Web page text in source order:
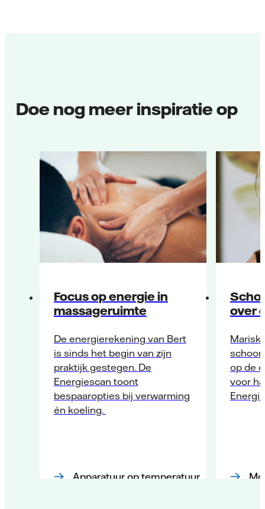
Doe nog meer inspiratie op
Focus op energie in
massageruimte
De energierekening van Bert
is sinds het begin van zijn
praktijk gestegen. De
Energiescan toont
bespaaropties bij verwarming
én koeling.
Apparatuur op temperatuur
over
op de
voor